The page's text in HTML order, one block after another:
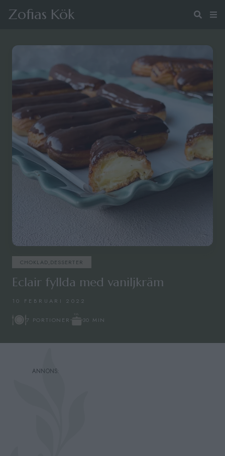
Zofias Kök
CHOKLAD DESSERTER
Eclair fyllda med vaniljkräm
10 FEBRUARI 2022
7 PORTIONER 30 MIN